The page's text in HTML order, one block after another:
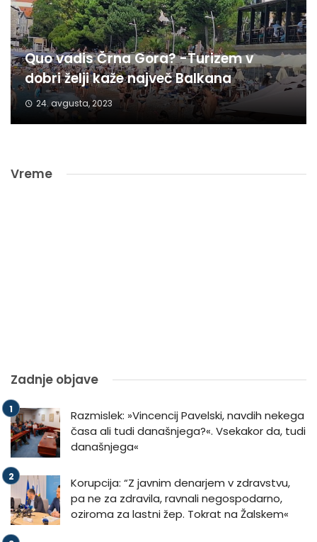
Quo vadis Črna Gora? -Turizem v
dobri želji kaže največ Balkana
24. avgusta, 2023
Vreme
Zadnje objave
Razmislek: »Vincencij Pavelski, navdih nekega
časa ali tudi današnjega?«. Vsekakor da, tudi
današnjega«
Korupcija: “Z javnim denarjem v zdravstvu,
pa ne za zdravila, ravnali negospodarno,
oziroma za lastni žep. Tokrat na Žalskem«